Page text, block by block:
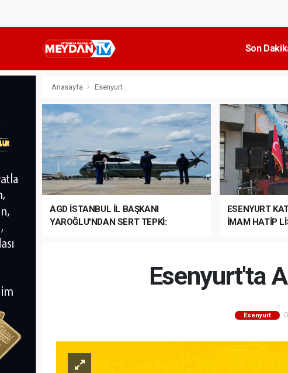
Son
Anasayfa Esenyurt
AGD İSTANBUL İL BAŞKANI
YAROĞLU'NDAN SERT TEPKİ:
ESENYURT
İMAM HATİP
Esenyurt'ta
Esenyurt